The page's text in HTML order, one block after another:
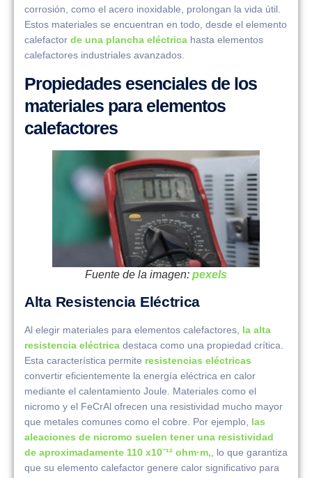
corrosión, como el acero inoxidable, prolongan la vida útil.
Estos materiales se encuentran en todo, desde el elemento
calefactor de una plancha eléctrica hasta elementos
calefactores industriales avanzados.
Propiedades esenciales de los
materiales para elementos
calefactores
Fuente de la imagen: pexels
Alta Resistencia Eléctrica
Al elegir materiales para elementos calefactores, la alta
resistencia eléctrica destaca como una propiedad crítica.
Esta característica permite resistencias eléctricas
convertir eficientemente la energía eléctrica en calor
mediante el calentamiento Joule. Materiales como el
nicromo y el FeCrAl ofrecen una resistividad mucho mayor
que metales comunes como el cobre. Por ejemplo, las
aleaciones de nicromo suelen tener una resistividad
de aproximadamente 110 x10⁻¹² ohm·m, , lo que garantiza
que su elemento calefactor genere calor significativo para